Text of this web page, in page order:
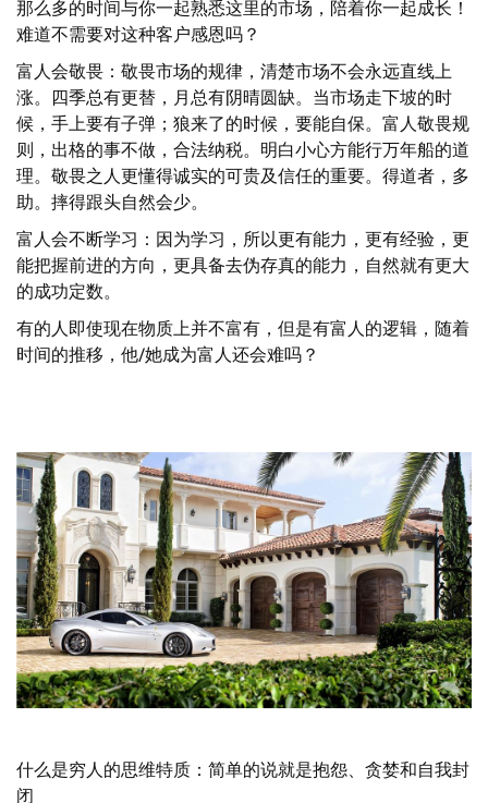
那么多的时间与你一起熟悉这里的市场，陪着你一起成长！
难道不需要对这种客户感恩吗？
富人会敬畏：敬畏市场的规律，清楚市场不会永远直线上
涨。四季总有更替，月总有阴晴圆缺。当市场走下坡的时
候，手上要有子弹；狼来了的时候，要能自保。富人敬畏规
则，出格的事不做，合法纳税。明白小心方能行万年船的道
理。敬畏之人更懂得诚实的可贵及信任的重要。得道者，多
助。摔得跟头自然会少。
富人会不断学习：因为学习，所以更有能力，更有经验，更
能把握前进的方向，更具备去伪存真的能力，自然就有更大
的成功定数。
有的人即使现在物质上并不富有，但是有富人的逻辑，随着
时间的推移，他/她成为富人还会难吗？
什么是穷人的思维特质：简单的说就是抱怨、贪婪和自我封
闭